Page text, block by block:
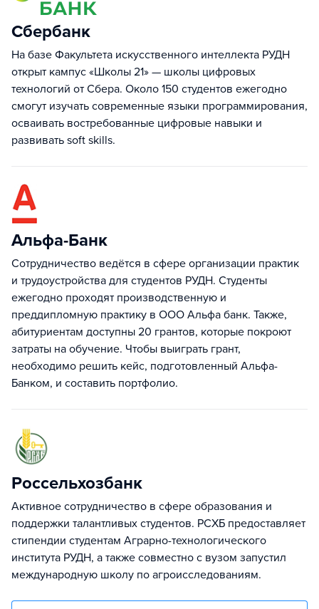
Сбербанк
На базе Факультета искусственного интеллекта РУДН
открыт кампус «Школы 21» — школы цифровых
технологий от Сбера. Около 150 студентов ежегодно
смогут изучать современные языки программирования,
осваивать востребованные цифровые навыки и
развивать soft skills.
Альфа-Банк
Cотрудничество ведётся в сфере организации практик
и трудоустройства для студентов РУДН. Студенты
ежегодно проходят производственную и
преддипломную практику в ООО Альфа банк. Также,
абитуриентам доступны 20 грантов, которые покроют
затраты на обучение. Чтобы выиграть грант,
необходимо решить кейс, подготовленный Альфа-
Банком, и составить портфолио.
Россельхозбанк
Активное сотрудничество в сфере образования и
поддержки талантливых студентов. РСХБ предоставляет
стипендии студентам Аграрно-технологического
института РУДН, а также совместно с вузом запустил
международную школу по агроисследованиям.